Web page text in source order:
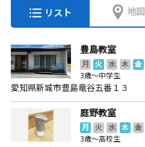
リスト 地図
豊島教室
月 火 水 木 金
3歳～中学生
愛知県新城市豊島竜谷五番１３
庭野教室
月 火 水 木 金
3歳～高校生